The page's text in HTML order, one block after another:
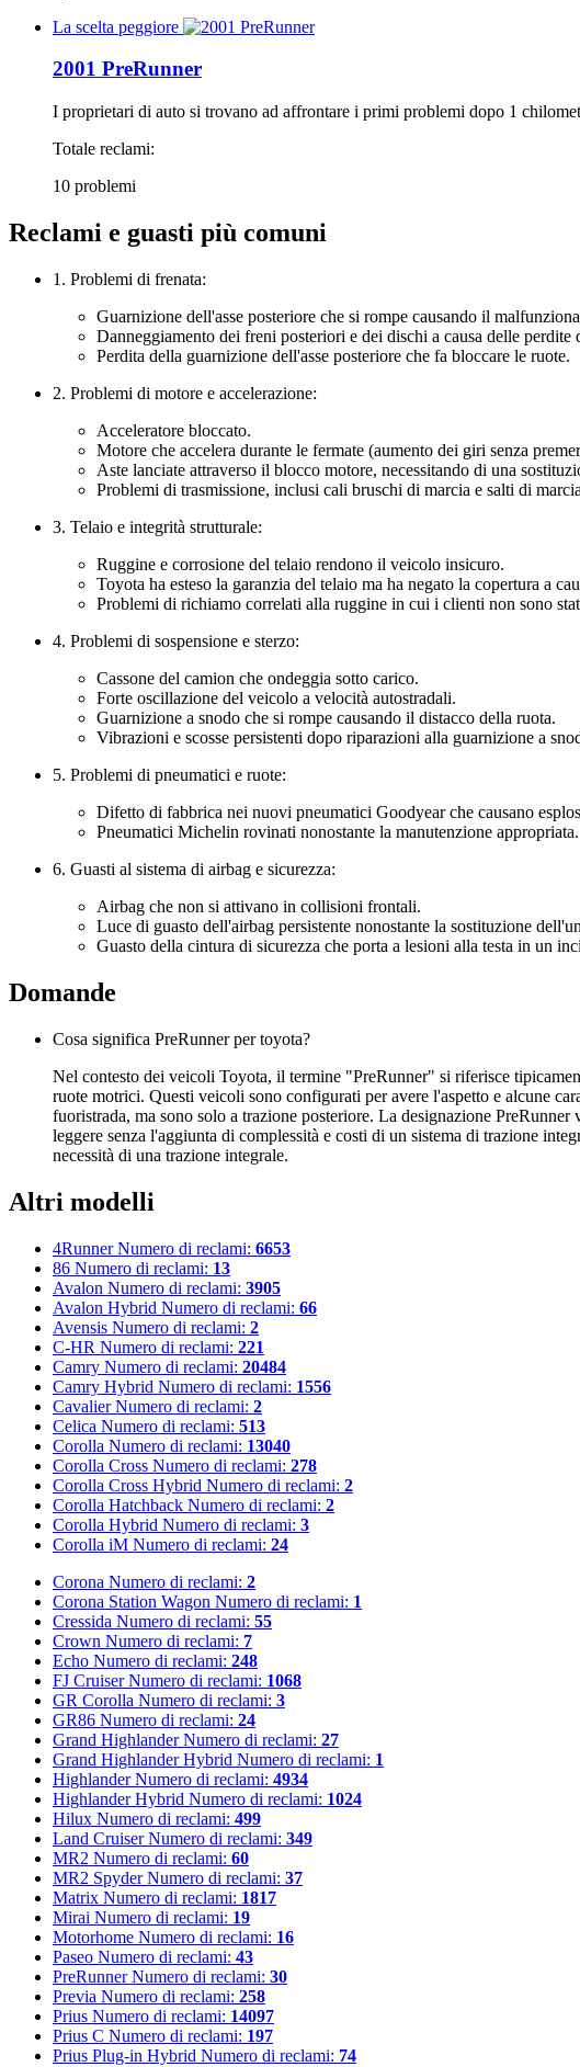
La scelta peggiore
2001 PreRunner
I proprietari di auto si trovano ad affrontare i primi problemi dopo 1
Totale reclami:
10 problemi
Reclami e guasti più comuni
1. Problemi di frenata:
Guarnizione dell'asse posteriore che si rompe causando il
Danneggiamento dei freni posteriori e dei dischi a causa delle perdite
Perdita della guarnizione dell'asse posteriore che fa bloccare le ruote.
2. Problemi di motore e accelerazione:
Acceleratore bloccato.
Motore che accelera durante le fermate (aumento dei giri senza
Aste lanciate attraverso il blocco motore, necessitando di una
Problemi di trasmissione, inclusi cali bruschi di marcia e salti di
3. Telaio e integrità strutturale:
Ruggine e corrosione del telaio rendono il veicolo insicuro.
Toyota ha esteso la garanzia del telaio ma ha negato la copertura a
Problemi di richiamo correlati alla ruggine in cui i clienti non sono
4. Problemi di sospensione e sterzo:
Cassone del camion che ondeggia sotto carico.
Forte oscillazione del veicolo a velocità autostradali.
Guarnizione a snodo che si rompe causando il distacco della ruota.
Vibrazioni e scosse persistenti dopo riparazioni alla guarnizione a
5. Problemi di pneumatici e ruote:
Difetto di fabbrica nei nuovi pneumatici Goodyear che causano
Pneumatici Michelin rovinati nonostante la manutenzione appropriata.
6. Guasti al sistema di airbag e sicurezza:
Airbag che non si attivano in collisioni frontali.
Luce di guasto dell'airbag persistente nonostante la sostituzione
Guasto della cintura di sicurezza che porta a lesioni alla testa in un
Domande
Cosa significa PreRunner per toyota?
Nel contesto dei veicoli Toyota, il termine "PreRunner" si riferisce
ruote motrici. Questi veicoli sono configurati per avere l'aspetto e alcune
fuoristrada, ma sono solo a trazione posteriore. La designazione
leggere senza l'aggiunta di complessità e costi di un sistema di trazione
necessità di una trazione integrale.
Altri modelli
4Runner Numero di reclami: 6653
86 Numero di reclami: 13
Avalon Numero di reclami: 3905
Avalon Hybrid Numero di reclami: 66
Avensis Numero di reclami: 2
C-HR Numero di reclami: 221
Camry Numero di reclami: 20484
Camry Hybrid Numero di reclami: 1556
Cavalier Numero di reclami: 2
Celica Numero di reclami: 513
Corolla Numero di reclami: 13040
Corolla Cross Numero di reclami: 278
Corolla Cross Hybrid Numero di reclami: 2
Corolla Hatchback Numero di reclami: 2
Corolla Hybrid Numero di reclami: 3
Corolla iM Numero di reclami: 24
Corona Numero di reclami: 2
Corona Station Wagon Numero di reclami: 1
Cressida Numero di reclami: 55
Crown Numero di reclami: 7
Echo Numero di reclami: 248
FJ Cruiser Numero di reclami: 1068
GR Corolla Numero di reclami: 3
GR86 Numero di reclami: 24
Grand Highlander Numero di reclami: 27
Grand Highlander Hybrid Numero di reclami: 1
Highlander Numero di reclami: 4934
Highlander Hybrid Numero di reclami: 1024
Hilux Numero di reclami: 499
Land Cruiser Numero di reclami: 349
MR2 Numero di reclami: 60
MR2 Spyder Numero di reclami: 37
Matrix Numero di reclami: 1817
Mirai Numero di reclami: 19
Motorhome Numero di reclami: 16
Paseo Numero di reclami: 43
PreRunner Numero di reclami: 30
Previa Numero di reclami: 258
Prius Numero di reclami: 14097
Prius C Numero di reclami: 197
Prius Plug-in Hybrid Numero di reclami: 74